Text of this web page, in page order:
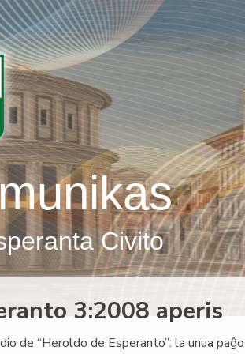
Civito
3:2008 aperis
de “Heroldo de Esperanto”: la unua paĝo